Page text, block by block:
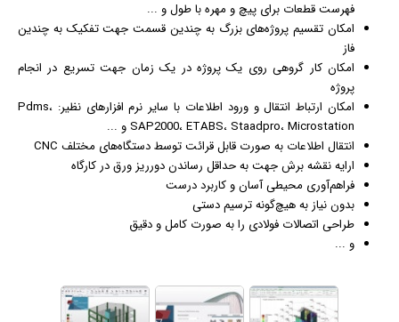
فهرست قطعات برای پیچ و مهره با طول و ...
امكان تقسیم پروژه‌های بزرگ به چندین قسمت جهت تفكیک به چندین
فاز
امكان كار گروهی روی یک پروژه در یک زمان جهت تسریع در انجام
پروژه
امكان ارتباط انتقال و ورود اطلاعات با سایر نرم افزارهای نظیر: Pdms،
SAP2000، ETABS، Staadpro، Microstation و ...
انتقال اطلاعات به صورت قابل قرائت توسط دستگاه‌های مختلف CNC
ارایه نقشه برش جهت به حداقل رساندن دورریز ورق در كارگاه
فراهم‌آوری محیطی آسان و کاربرد درست
بدون نیاز به هیچ‌گونه ترسیم دستی
طراحی اتصالات فولادی را به صورت کامل و دقیق
و ...